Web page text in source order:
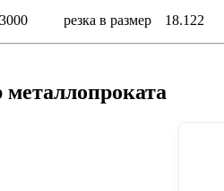
резка в размер 18.122